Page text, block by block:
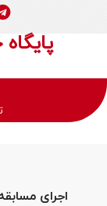
اجرای